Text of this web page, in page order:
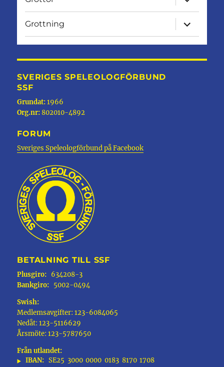
Grottning
expandera
SVERIGES SPELEOLOGFÖRBUND
SSF
Grundat:1966
Org.nr:802010-4892
FORUM
Sveriges Speleologförbund på Facebook
BETALNING TILL SSF
Plusgiro: 634208-3
Bankgiro: 5002-0494
Swish:
Medlemsavgifter: 123-6084065
Nedåt: 123-5116629
Årsmöte: 123-5787650
Från utlandet:
IBAN: SE25 3000 0000 0183 8170 1708